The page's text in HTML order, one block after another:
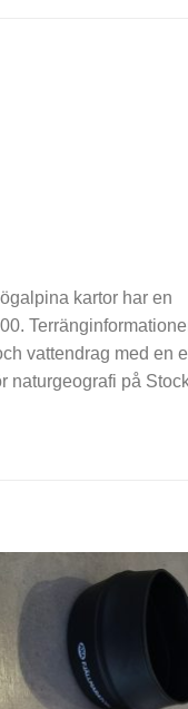
kartor har en
­vattendrag med en
naturgeografi på